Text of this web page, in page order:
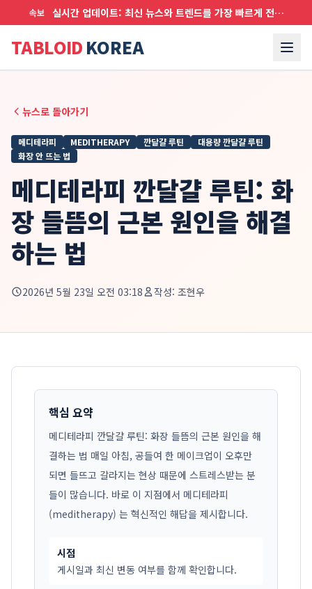
속보 실시간 업데이트: 최신 뉴스와 트렌드를 가장 빠르게 전달합니다
TABLOID KOREA
뉴스로 돌아가기
메디테라피 MEDITHERAPY 깐달걀 루틴
대용량 깐달걀 루틴
화장 안 뜨는 법
메디테라피 깐달걀 루틴: 화
장 들뜸의 근본 원인을 해결
하는 법
2026년 5월 23일 오전 03:18 작성: 조현우
핵심 요약
메디테라피 깐달걀 루틴: 화장 들뜸의 근본 원인을 해
결하는 법 매일 아침, 공들여 한 메이크업이 오후만
되면 들뜨고 갈라지는 현상 때문에 스트레스받는 분
들이 많습니다. 바로 이 지점에서 메디테라피
(meditherapy) 는 혁신적인 해답을 제시합니다.
시점
게시일과 최신 변동 여부를 함께 확인합니다.